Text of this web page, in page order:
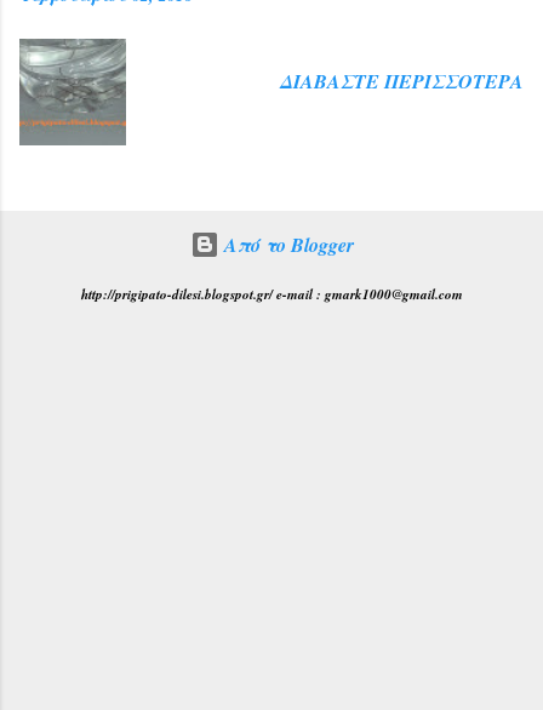
ΔΙΑΒΆΣΤΕ ΠΕΡΙΣΣΌΤΕΡΑ
Από το Blogger
http://prigipato-dilesi.blogspot.gr/ e-mail : gmark1000@gmail.com